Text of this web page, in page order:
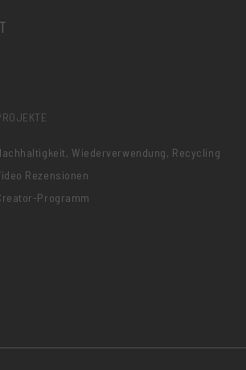
Wiederverwendung, Recycling
Rezensionen
Programm